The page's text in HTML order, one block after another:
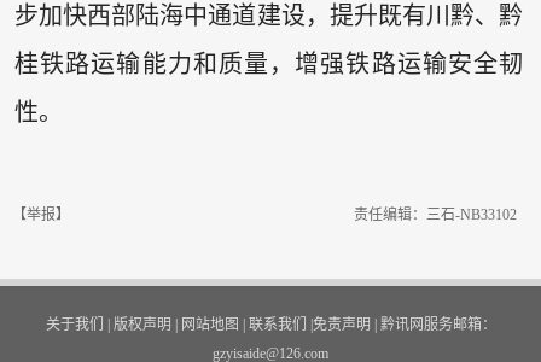
步加快西部陆海中通道建设，提升既有川黔、黔
桂铁路运输能力和质量，增强铁路运输安全韧
性。
【举报】 责任编辑：三石-NB33102
关于我们 | 版权声明 | 网站地图 | 联系我们 |免责声明 | 黔讯网服务邮箱：
gzyisaide@126.com